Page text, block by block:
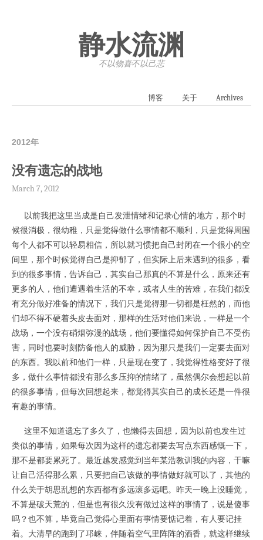
静水流渊
不以物喜·不以己悲
博客 关于 Archives
2012年
没有遗忘的战地
March 7, 2012
以前我把这里当成是自己发泄情绪和记录心情的地方，那个时
候很消极，很幼稚，只是觉得做什么事情都不顺利，只是觉得周围
每个人都不可以轻易相信，所以就习惯把自己封闭在一个很小的空
间里，那个时候觉得自己是抑郁了，但实际上后来遇到的很多，看
到的很多事情，告诉自己，其实自己那真的不算是什么，原来还有
更多的人，他们遭遇着生活的不幸，或者人生的苦难，在我们都没
有充分做好准备的情况下，我们只是觉得那一切都是枉然的，而他
们却不得不硬着头皮去面对，那样的生活对他们来说，一样是一个
战场，一个没有硝烟弥漫的战场，他们要懂得如何保护自己不受伤
害，同时也要时刻防备他人的威胁，因为那只是我们一定要去面对
的东西。我以前和他们一样，只是现在变了，我觉得性格变好了很
多，做什么事情都没有那么多压抑的情绪了，虽然偶尔会想起以前
的很多事情，但每次回想起来，都觉得其实自己的成长还是一件很
有趣的事情。
这里不知道遗忘了多久了，也懒得去回想，因为以前也发生过
类似的事情，如果每次因为这样的遗忘都要去写点东西感慨一下，
那不是都要累死了。最近越发感觉到当年某浩教训我的内容，干嘛
让自己活得那么累，只要把自己该做的事情做好就可以了，其他的
什么关于胡思乱想的东西都有多远滚多远吧。昨天一晚上没睡觉，
不算是破天荒的，但是也有很久没有做过这样的事情了，说是傻事
吗？也不算，毕竟自己觉得心里面有事情要惦记着，有人要记挂
着。大清早的跑到了邛崃，伴随着空气里阵阵的酒香，就这样继续